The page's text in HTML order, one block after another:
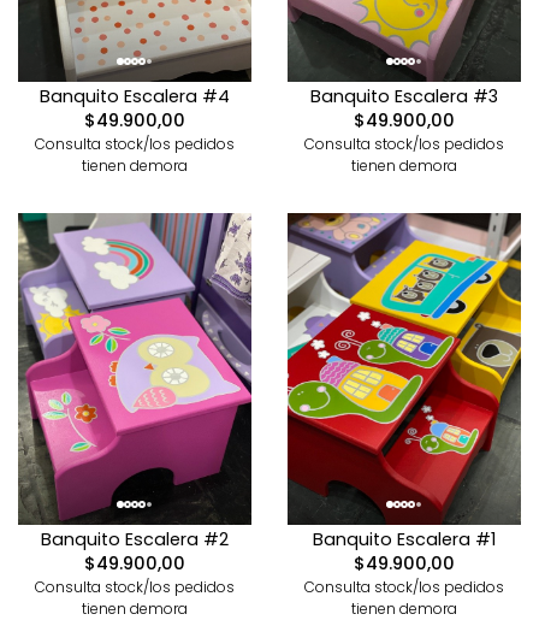
Banquito Escalera #4
$49.900,00
Consulta stock/los pedidos
tienen demora
Banquito Escalera #3
$49.900,00
Consulta stock/los pedidos
tienen demora
Banquito Escalera #2
$49.900,00
Consulta stock/los pedidos
tienen demora
Banquito Escalera #1
$49.900,00
Consulta stock/los pedidos
tienen demora